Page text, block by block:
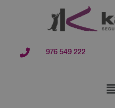
976 549 222